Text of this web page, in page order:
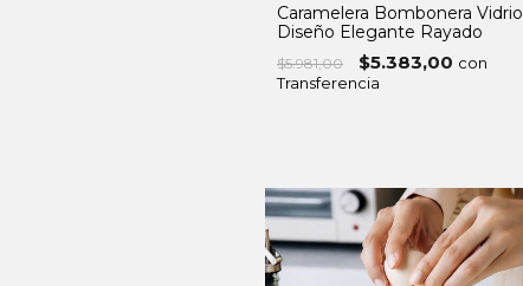
Caramelera Bombonera Vidrio
Diseño Elegante Rayado
$5.981,00 $5.383,00 con
Transferencia